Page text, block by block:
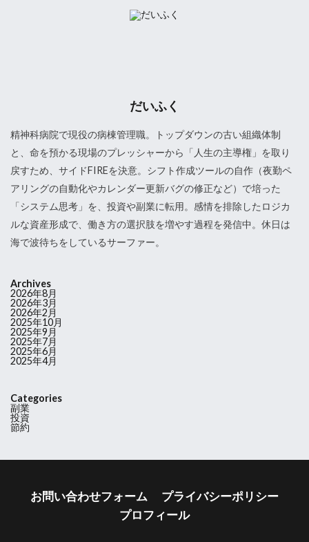
だいふく
精神科病院で現役の病棟管理職。トップダウンの古い組織体制
と、命を預かる現場のプレッシャーから「人生の主導権」を取り
戻すため、サイドFIREを決意。シフト作成ツールの自作（夜勤ペ
アリングの自動化やカレンダー更新バグの修正など）で培った
「システム思考」を、投資や副業に転用。感情を排除したロジカ
ルな資産形成で、働き方の選択肢を増やす過程を発信中。休日は
海で波待ちをしているサーファー。
Archives
2026年8月
2026年3月
2026年2月
2025年10月
2025年9月
2025年7月
2025年6月
2025年4月
Categories
副業
投資
節約
お問い合わせフォーム
プライバシーポリシー
プロフィール